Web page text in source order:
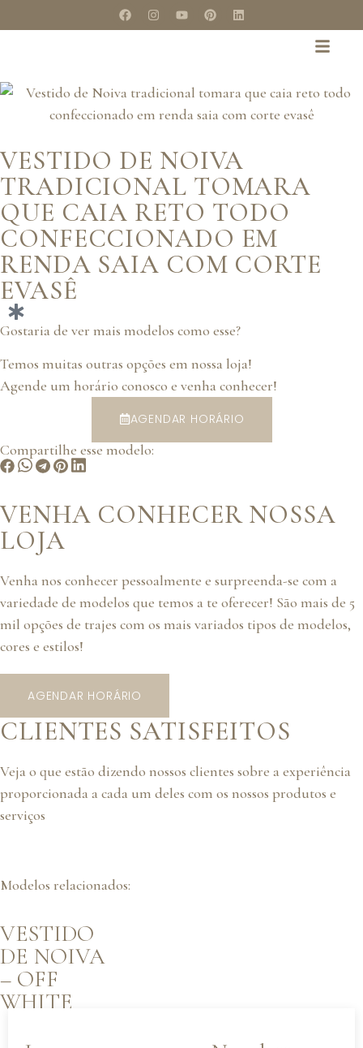
VESTIDO DE NOIVA
TRADICIONAL TOMARA
QUE CAIA RETO TODO
CONFECCIONADO EM
RENDA SAIA COM CORTE
EVASÊ
Gostaria de ver mais modelos como esse?
Temos muitas outras opções em nossa loja!
Agende um horário conosco e venha conhecer!
AGENDAR HORÁRIO
Compartilhe esse modelo:
VENHA CONHECER NOSSA
LOJA
Venha nos conhecer pessoalmente e surpreenda-se com a
variedade de modelos que temos a te oferecer! São mais de 5
mil opções de trajes com os mais variados tipos de modelos,
cores e estilos!
AGENDAR HORÁRIO
CLIENTES SATISFEITOS
Veja o que estão dizendo nossos clientes sobre a experiência
proporcionada a cada um deles com os nossos produtos e
serviços
Modelos relacionados:
VESTIDO
DE NOIVA
– OFF
WHITE